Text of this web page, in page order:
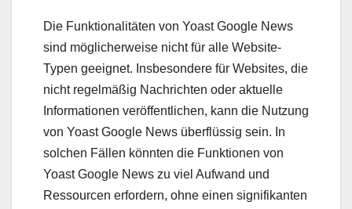
Die Funktionalitäten von Yoast Google News
sind möglicherweise nicht für alle Website-
Typen geeignet. Insbesondere für Websites, die
nicht regelmäßig Nachrichten oder aktuelle
Informationen veröffentlichen, kann die Nutzung
von Yoast Google News überflüssig sein. In
solchen Fällen könnten die Funktionen von
Yoast Google News zu viel Aufwand und
Ressourcen erfordern, ohne einen signifikanten